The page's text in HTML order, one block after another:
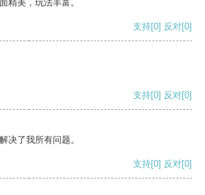
精美，玩法丰富。
支持[0] 反对[0]
支持[0] 反对[0]
决了我所有问题。
支持[0] 反对[0]